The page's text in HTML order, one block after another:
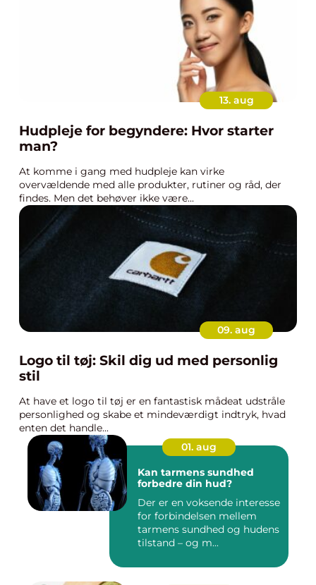
13. aug
Hudpleje for begyndere: Hvor starter
man?
At komme i gang med hudpleje kan virke
overvældende med alle produkter, rutiner og råd, der
findes. Men det behøver ikke være...
09. aug
Logo til tøj: Skil dig ud med personlig
stil
At have et logo til tøj er en fantastisk mådeat udstråle
personlighed og skabe et mindeværdigt indtryk, hvad
enten det handle...
01. aug
Kan tarmens sundhed
forbedre din hud?
Der er en voksende interesse
for forbindelsen mellem
tarmens sundhed og hudens
tilstand – og m...